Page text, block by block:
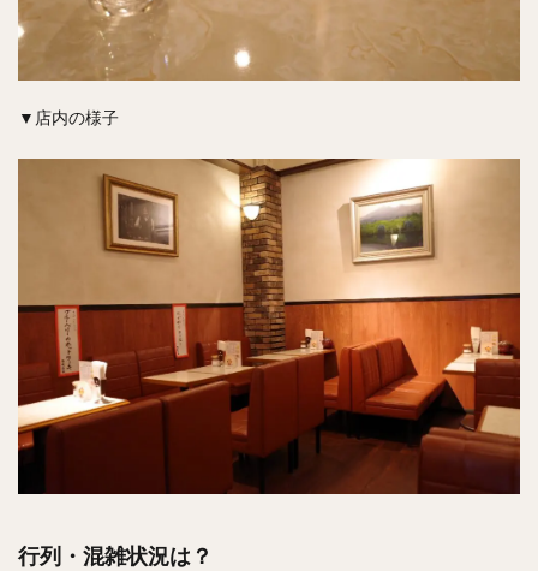
▼店内の様子
行列・混雑状況は？